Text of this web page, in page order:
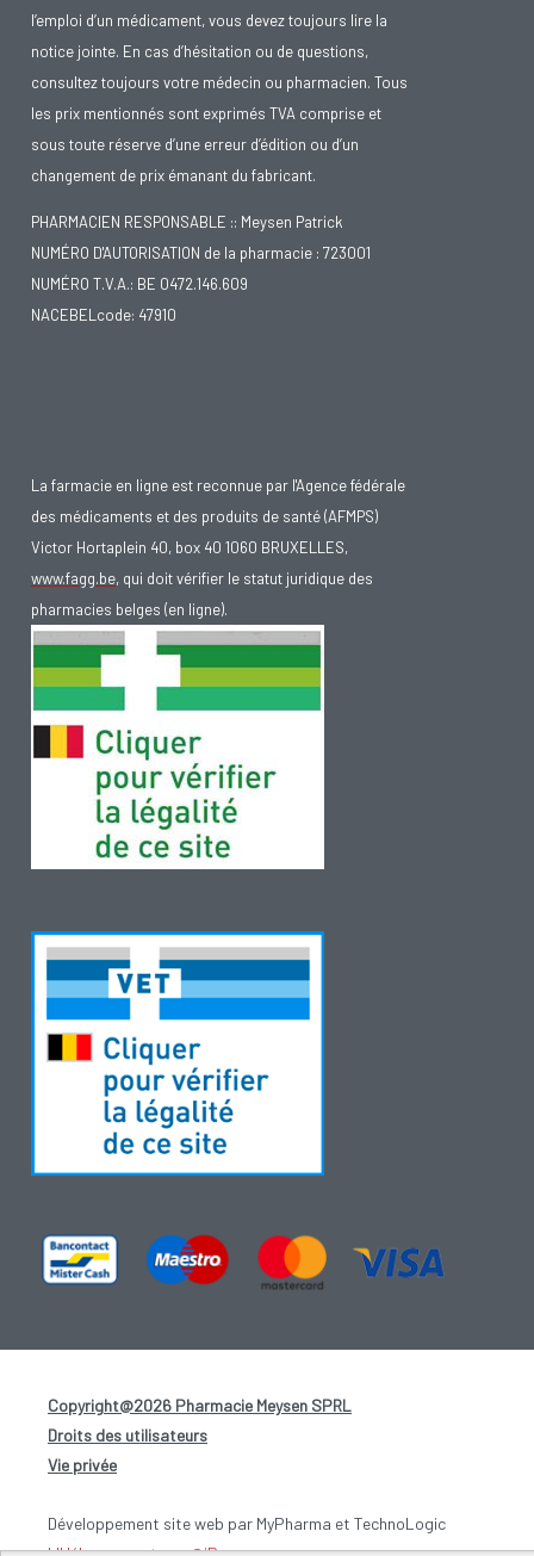
l’emploi d’un médicament, vous devez toujours lire la
notice jointe. En cas d’hésitation ou de questions,
consultez toujours votre médecin ou pharmacien. Tous
les prix mentionnés sont exprimés TVA comprise et
sous toute réserve d’une erreur d’édition ou d’un
changement de prix émanant du fabricant.
PHARMACIEN RESPONSABLE :: Meysen Patrick
NUMÉRO D'AUTORISATION de la pharmacie : 723001
NUMÉRO T.V.A.: BE 0472.146.609
NACEBELcode: 47910
La farmacie en ligne est reconnue par l'Agence fédérale
des médicaments et des produits de santé (AFMPS)
Victor Hortaplein 40, box 40 1060 BRUXELLES,
www.fagg.be, qui doit vérifier le statut juridique des
pharmacies belges (en ligne).
Copyright@2026 Pharmacie Meysen SPRL
Droits des utilisateurs
Vie privée
Développement site web par MyPharma et TechnoLogic